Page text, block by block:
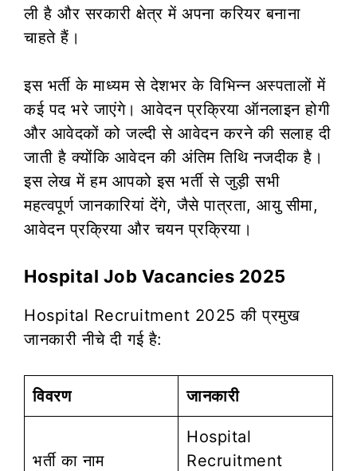
ली है और सरकारी क्षेत्र में अपना करियर बनाना
चाहते हैं।
इस भर्ती के माध्यम से देशभर के विभिन्न अस्पतालों में
कई पद भरे जाएंगे। आवेदन प्रक्रिया ऑनलाइन होगी
और आवेदकों को जल्दी से आवेदन करने की सलाह दी
जाती है क्योंकि आवेदन की अंतिम तिथि नजदीक है।
इस लेख में हम आपको इस भर्ती से जुड़ी सभी
महत्वपूर्ण जानकारियां देंगे, जैसे पात्रता, आयु सीमा,
आवेदन प्रक्रिया और चयन प्रक्रिया।
Hospital Job Vacancies 2025
Hospital Recruitment 2025 की प्रमुख
जानकारी नीचे दी गई है:
विवरण जानकारी
भर्ती का नाम
Hospital
Recruitment